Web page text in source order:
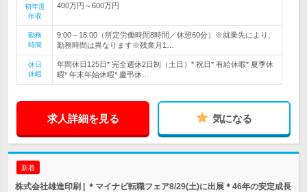
初年度
年収
400万円～600万円
勤務
時間
9:00～18:00（所定労働時間8時間／休憩60分）※就業先により、
勤務時間は異なります※残業月1…
休日
休暇
年間休日125日* 完全週休2日制（土日）* 祝日* 有給休暇* 夏季休
暇* 年末年始休暇* 慶弔休…
求人詳細を見る 気になる
新着
株式会社雄進印刷 | ＊マイナビ転職フェア8/29(土)に出展＊46年の安定成長